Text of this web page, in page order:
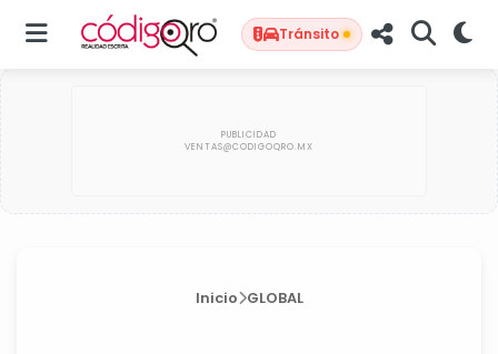
Tránsito
Inicio GLOBAL